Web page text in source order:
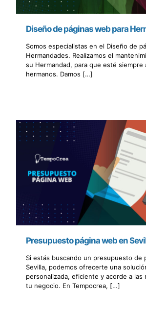
Diseño de páginas web para
Somos especialistas en el Diseño de
Hermandades. Realizamos el
su Hermandad, para que esté siempre
hermanos. Damos […]
Presupuesto página web en
Si estás buscando un presupuesto de
Sevilla, podemos ofrecerte una
personalizada, eficiente y acorde a las
tu negocio. En Tempocrea, […]